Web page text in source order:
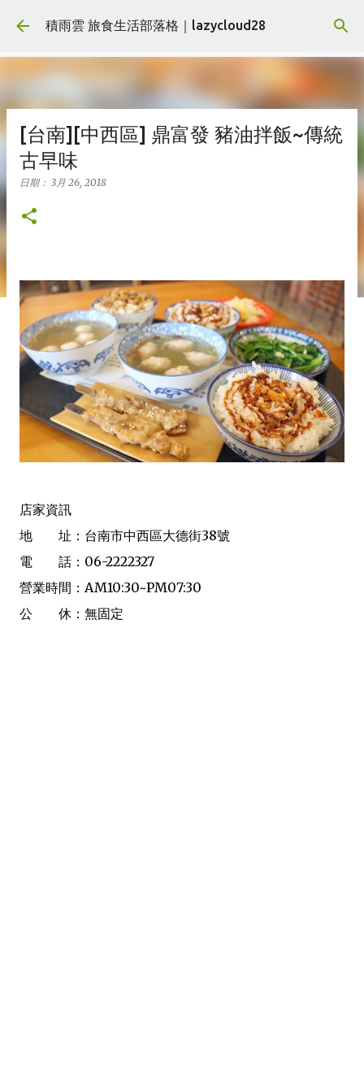
跳到主要內容
積雨雲 旅食生活部落格｜lazycloud28
[台南][中西區] 鼎富發 豬油拌飯~傳統
古早味
日期： 3月 26, 2018
店家資訊
地 址：台南市中西區大德街38號
電 話：06-2222327
營業時間：AM10:30~PM07:30
公 休：無固定